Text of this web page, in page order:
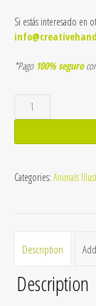
Si estás interesado en
*Pago 100% seguro
Mascarillas
de
Terrier
2Categories: Animals
Description
Description